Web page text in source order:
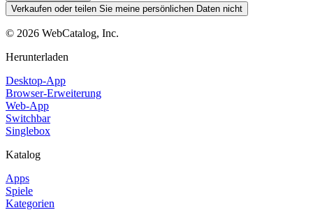
Verkaufen oder teilen Sie meine persönlichen Daten nicht
© 2026 WebCatalog, Inc.
Herunterladen
Desktop-App
Browser-Erweiterung
Web-App
Switchbar
Singlebox
Katalog
Apps
Spiele
Kategorien